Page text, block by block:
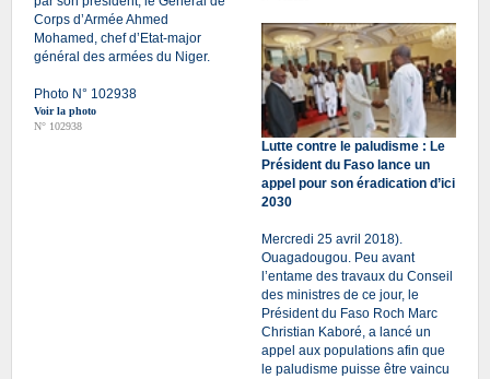
Corps d’Armée Ahmed
Mohamed, chef d’Etat-major
général des armées du Niger.
Photo N° 102938
Voir la photo
N° 102938
Lutte contre le paludisme : Le
Président du Faso lance un
appel pour son éradication d’ici
2030
Mercredi 25 avril 2018).
Ouagadougou. Peu avant
l’entame des travaux du Conseil
des ministres de ce jour, le
Président du Faso Roch Marc
Christian Kaboré, a lancé un
appel aux populations afin que
le paludisme puisse être vaincu